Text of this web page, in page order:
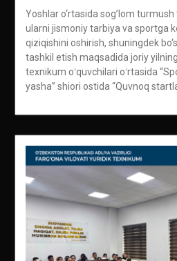
Yoshlar o‘rtasida sog’lom
ularni jismoniy tarbiya va sportga
qiziqishini oshirish, shuningdek
tashkil etish maqsadida joriy
texnikum oʻquvchilari oʻrtasida
yasha” shiori ostida “Quvnoq